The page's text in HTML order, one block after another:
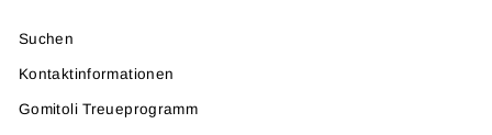
Suchen
Kontaktinformationen
Gomitoli Treueprogramm